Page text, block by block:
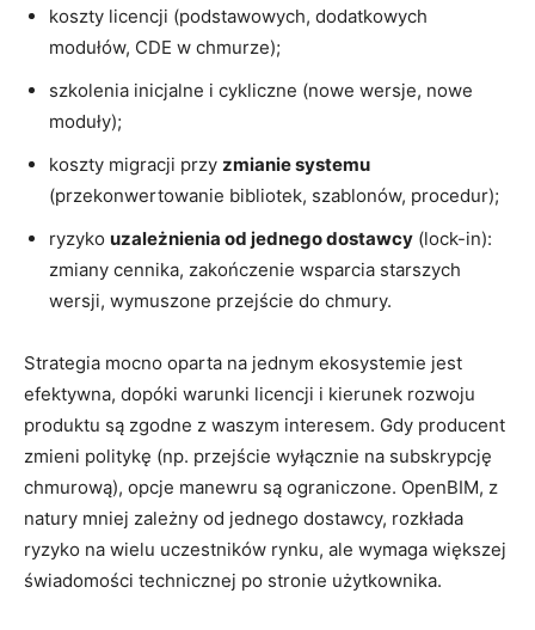
koszty licencji (podstawowych, dodatkowych
modułów, CDE w chmurze);
szkolenia inicjalne i cykliczne (nowe wersje, nowe
moduły);
koszty migracji przy zmianie systemu
(przekonwertowanie bibliotek, szablonów, procedur);
ryzyko uzależnienia od jednego dostawcy (lock-in):
zmiany cennika, zakończenie wsparcia starszych
wersji, wymuszone przejście do chmury.
Strategia mocno oparta na jednym ekosystemie jest
efektywna, dopóki warunki licencji i kierunek rozwoju
produktu są zgodne z waszym interesem. Gdy producent
zmieni politykę (np. przejście wyłącznie na subskrypcję
chmurową), opcje manewru są ograniczone. OpenBIM, z
natury mniej zależny od jednego dostawcy, rozkłada
ryzyko na wielu uczestników rynku, ale wymaga większej
świadomości technicznej po stronie użytkownika.